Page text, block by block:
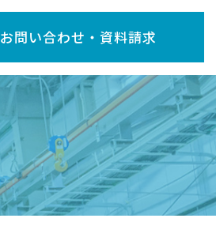
お問い合わせ・資料請求